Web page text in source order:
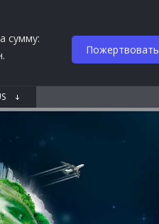
сумму:
Пожертвовать